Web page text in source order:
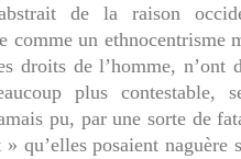
de la raison
comme un ethnocentrisme
droits de l’homme, n’ont
plus contestable,
pu, par une sorte de
qu’elles posaient naguère